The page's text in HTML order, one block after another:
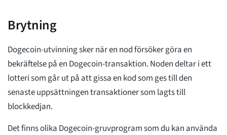
Brytning
Dogecoin-utvinning sker när en nod försöker göra en
bekräftelse på en Dogecoin-transaktion. Noden deltar i ett
lotteri som går ut på att gissa en kod som ges till den
senaste uppsättningen transaktioner som lagts till
blockkedjan.
Det finns olika Dogecoin-gruvprogram som du kan använda